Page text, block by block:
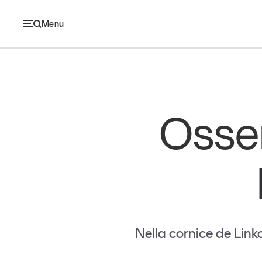
Menu
Economia e consumi
Retail e brandNella cornice de